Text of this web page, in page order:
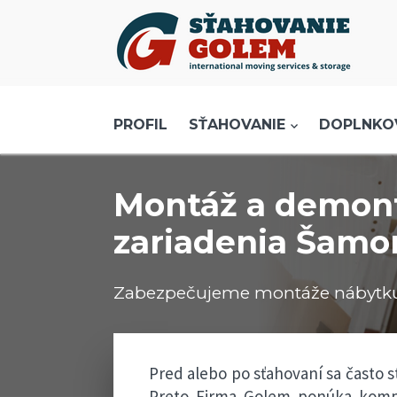
Menu
SŤAHOVANIE - SŤAHOVACIE SLUŽBY
DOPRAVA - DOPRAVNÉ SLUŽBY
PROFIL SŤAHOVANIE
Montáž a
zariadenia
Zabezpečujeme montáže
Pred alebo po sťahovaní sa často